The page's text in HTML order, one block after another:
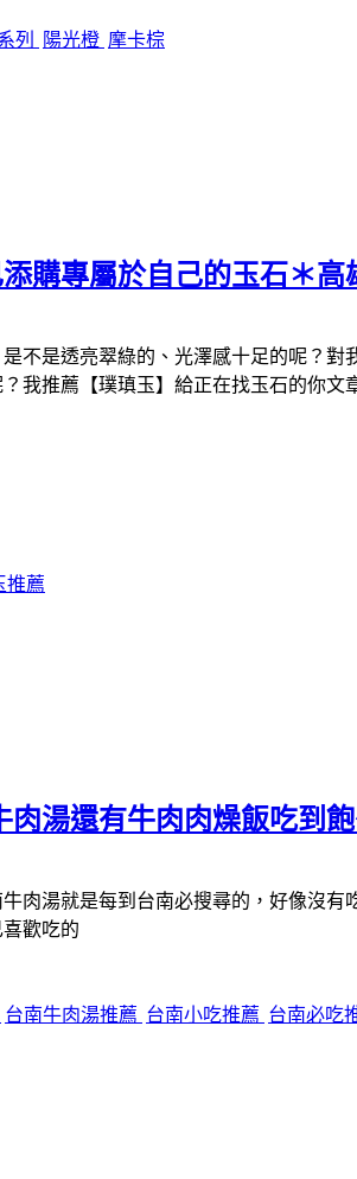
列 陽光橙 摩卡棕
購專屬於自己的玉石＊
不是透亮翠綠的、光澤感十足的呢？
我推薦【璞瑱玉】給正在找玉石的你文
推薦
湯還有牛肉肉燥飯吃到
肉湯就是每到台南必搜尋的，好像沒有
歡吃的
台南牛肉湯推薦 台南小吃推薦 台南必吃